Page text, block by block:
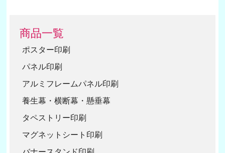
50
商品一覧
ポスター印刷
パネル印刷
アルミフレームパネル印刷
養生幕・横断幕・懸垂幕
タペストリー印刷
マグネットシート印刷